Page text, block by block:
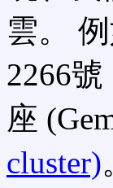
雲。
2266
座
cluster)